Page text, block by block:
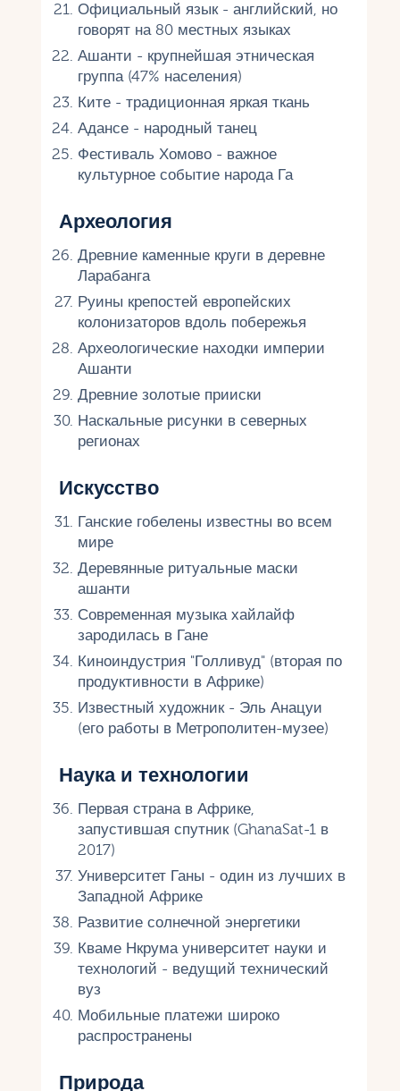
Официальный язык - английский, но
говорят на 80 местных языках
Ашанти - крупнейшая этническая
группа (47% населения)
Ките - традиционная яркая ткань
Адансе - народный танец
Фестиваль Хомово - важное
культурное событие народа Га
Археология
Древние каменные круги в деревне
Ларабанга
Руины крепостей европейских
колонизаторов вдоль побережья
Археологические находки империи
Ашанти
Древние золотые прииски
Наскальные рисунки в северных
регионах
Искусство
Ганские гобелены известны во всем
мире
Деревянные ритуальные маски
ашанти
Современная музыка хайлайф
зародилась в Гане
Киноиндустрия "Голливуд" (вторая по
продуктивности в Африке)
Известный художник - Эль Анацуи
(его работы в Метрополитен-музее)
Наука и технологии
Первая страна в Африке,
запустившая спутник (GhanaSat-1 в
2017)
Университет Ганы - один из лучших в
Западной Африке
Развитие солнечной энергетики
Кваме Нкрума университет науки и
технологий - ведущий технический
вуз
Мобильные платежи широко
распространены
Природа